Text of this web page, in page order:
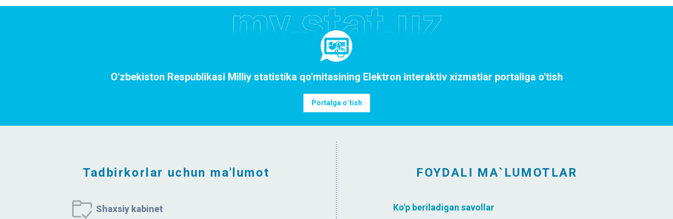
O'zbekiston Respublikasi Milliy statistika qo'mitasining Elektron interaktiv xizmatlar portaliga o'tish
Portalga o`tish
Tadbirkorlar uchun ma'lumot
Shaxsiy kabinet
FOYDALI MA`LUMOTLAR
Ko'p beriladigan savollar